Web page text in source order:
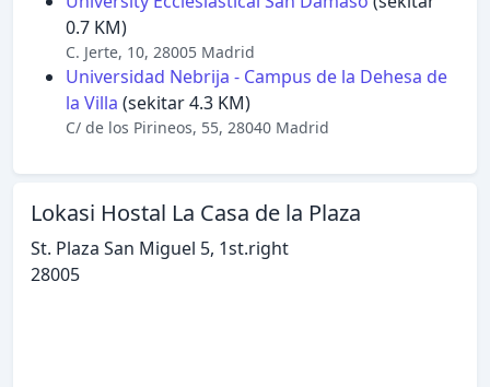
0.7 KM)
C. Jerte, 10, 28005 Madrid
Universidad Nebrija - Campus de la Dehesa de
la Villa (sekitar 4.3 KM)
C/ de los Pirineos, 55, 28040 Madrid
Lokasi Hostal La Casa de la Plaza
St. Plaza San Miguel 5, 1st.right
28005